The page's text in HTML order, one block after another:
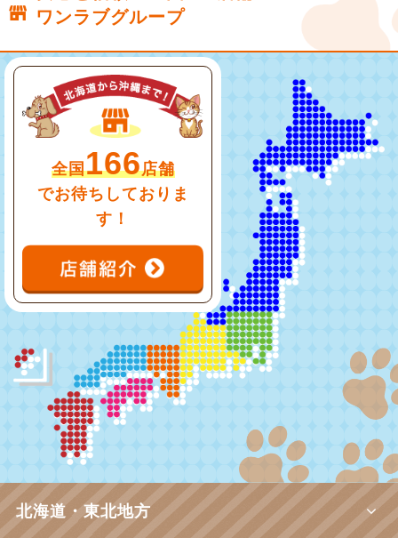
ワンラブグループ
全国166店舗
でお待ちしておりま
す！
北海道・東北地方